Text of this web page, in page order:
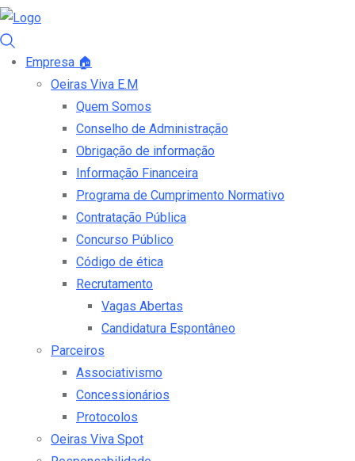
Empresa 🏠
Oeiras Viva E.M
Quem Somos
Conselho de Administração
Obrigação de informação
Informação Financeira
Programa de Cumprimento Normativo
Contratação Pública
Concurso Público
Código de ética
Recrutamento
Vagas Abertas
Candidatura Espontâneo
Parceiros
Associativismo
Concessionários
Protocolos
Oeiras Viva Spot